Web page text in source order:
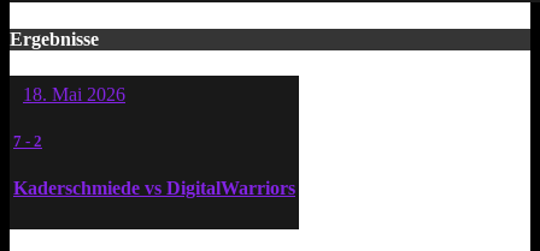
Ergebnisse
18. Mai 2026
7 - 2
Kaderschmiede vs DigitalWarriors